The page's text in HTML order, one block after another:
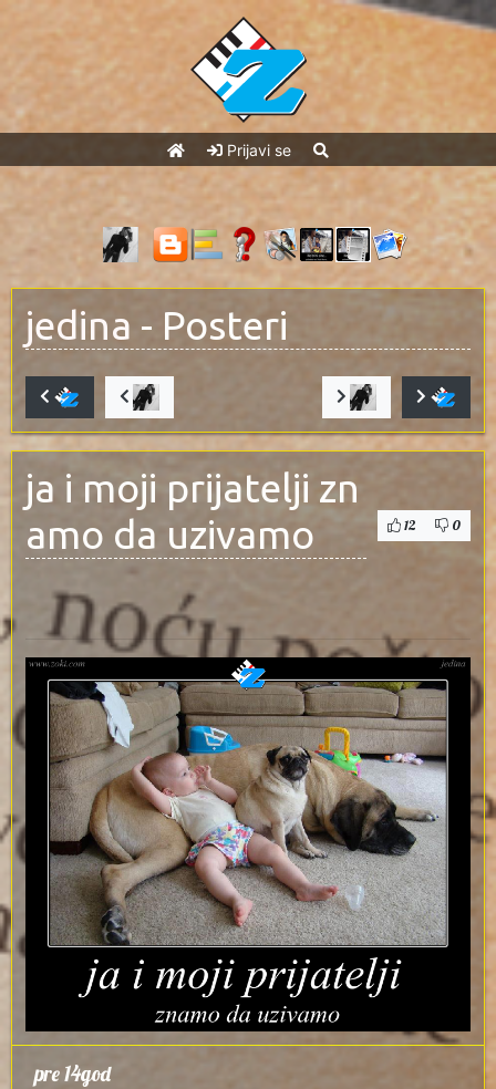
Prijavi se
jedina - Posteri
ja i moji prijatelji zn
amo da uzivamo
12 0
pre 14god